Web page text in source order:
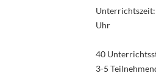
Uhr
40
3-5